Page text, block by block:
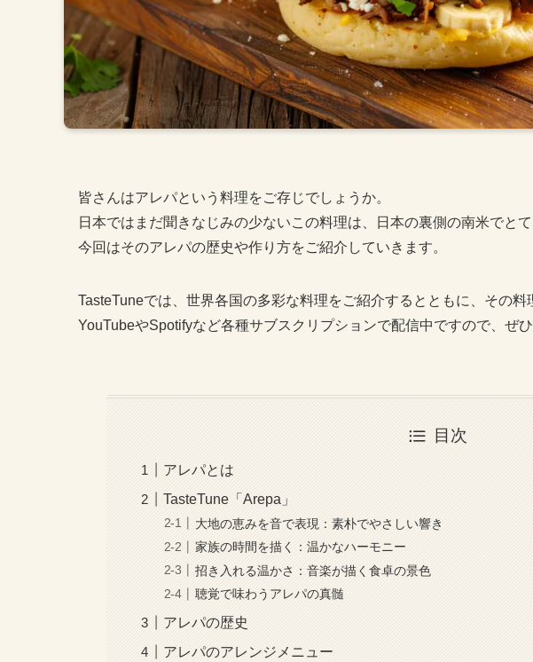
皆さんはアレパという料理をご存じでしょうか。
日本ではまだ聞きなじみの少ないこの料理は、日本の裏側の南米でとて
今回はそのアレパの歴史や作り方をご紹介していきます。
TasteTuneでは、世界各国の多彩な料理をご紹介するとともに、その料
YouTubeやSpotifyなど各種サブスクリプションで配信中ですので、ぜひ
目次
アレパとは
TasteTune「Arepa」
大地の恵みを音で表現：素朴でやさしい響き
家族の時間を描く：温かなハーモニー
招き入れる温かさ：音楽が描く食卓の景色
聴覚で味わうアレパの真髄
アレパの歴史
アレパのアレンジメニュー